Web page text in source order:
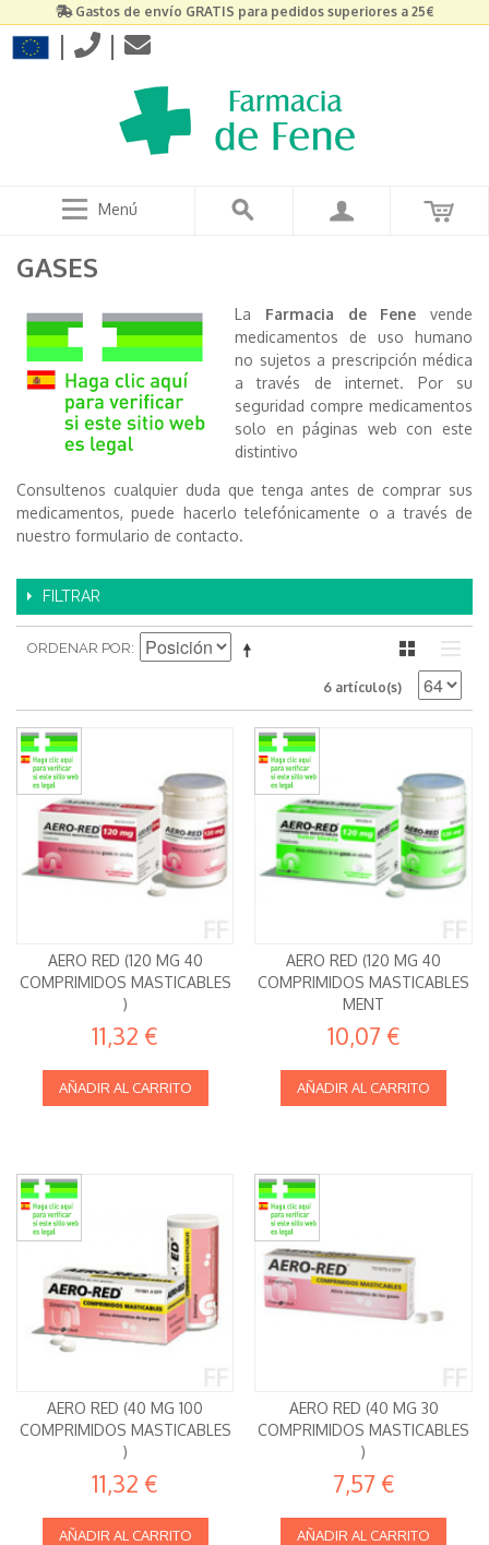
Gastos de envío GRATIS para pedidos superiores a 25€
| |
Menú
GASES
La Farmacia de Fene vende
medicamentos de uso humano
no sujetos a prescripción médica
a través de internet. Por su
seguridad compre medicamentos
solo en páginas web con este
distintivo
Consultenos cualquier duda que tenga antes de comprar sus
medicamentos, puede hacerlo telefónicamente o a través de
nuestro formulario de contacto.
FILTRAR
ORDENAR POR
6 artículo(s)
AERO RED (120 MG 40
COMPRIMIDOS MASTICABLES
)
11,32 €
AÑADIR AL CARRITO
AERO RED (120 MG 40
COMPRIMIDOS MASTICABLES
MENT
10,07 €
AÑADIR AL CARRITO
AERO RED (40 MG 100
COMPRIMIDOS MASTICABLES
)
11,32 €
AÑADIR AL CARRITO
AERO RED (40 MG 30
COMPRIMIDOS MASTICABLES
)
7,57 €
AÑADIR AL CARRITO